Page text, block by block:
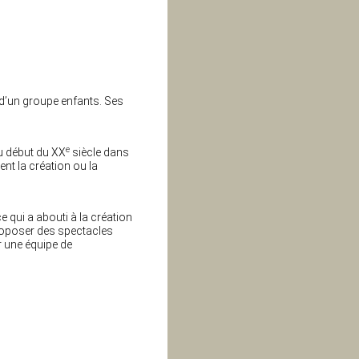
groupe enfants. Ses
du XXe siècle dans
la création ou la
qui a abouti à la création
des spectacles
équipe de